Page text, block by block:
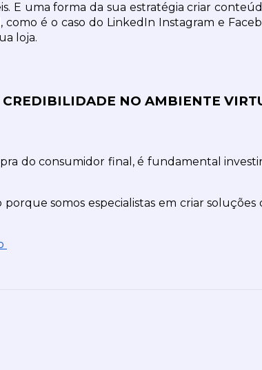
E uma forma da sua estratégia criar
é o caso do LinkedIn Instagram e
loja.
NO AMBIENTE
do consumidor final, é fundamental
somos especialistas em criar soluções